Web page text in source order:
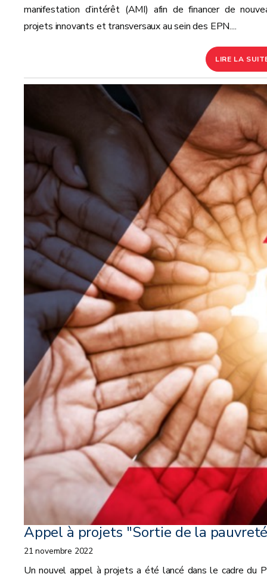
manifestation d’intérêt (AMI) afin de financer de
projets innovants et transversaux au sein des EPN....
LIRE LA
Appel à projets "Sortie de la
21 novembre 2022
Un nouvel appel à projets a été lancé dans le cadre du